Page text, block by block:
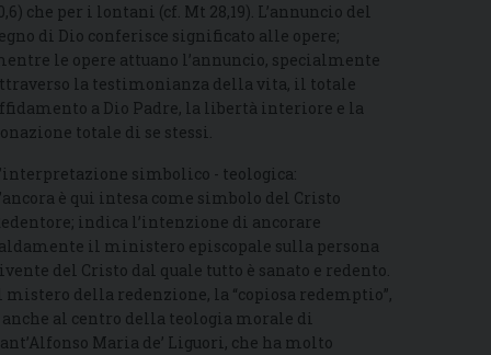
che per i lontani (cf. Mt 28,19). L’annuncio del
di Dio conferisce significato alle opere;
le opere attuano l’annuncio, specialmente
la testimonianza della vita, il totale
a Dio Padre, la libertà interiore e la
totale di se stessi.
simbolico - teologica:
è qui intesa come simbolo del Cristo
indica l’intenzione di ancorare
il ministero episcopale sulla persona
del Cristo dal quale tutto è sanato e redento.
mistero della redenzione, la “copiosa redemptio”,
anche al centro della teologia morale di
Maria de’ Liguori, che ha molto